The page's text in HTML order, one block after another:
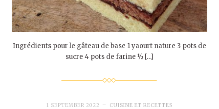
Ingrédients pour le gâteau de base 1 yaourt nature 3 pots de
sucre 4 pots de farine ½ […]
1 SEPTEMBER 2022 CUISINE ET RECETTES